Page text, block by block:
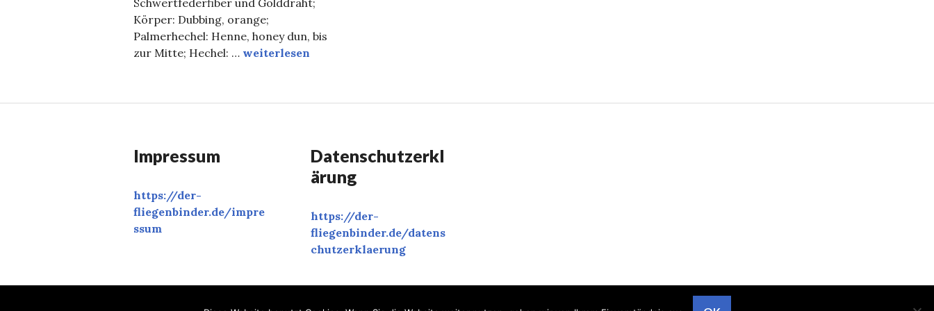
Körper: Dubbing, orange;
Palmerhechel: Henne, honey dun, bis
zur Mitte; Hechel: … Flymphs – Ingo Karwath’s Fliegenlexikon Nr. 35
weiterlesen
Impressum
https://der-
fliegenbinder.de/impre
ssum
Datenschutzerkl
ärung
https://der-
fliegenbinder.de/datens
chutzerklaerung